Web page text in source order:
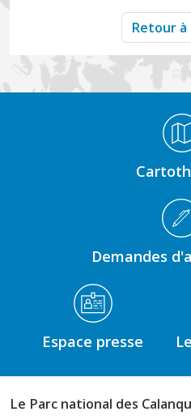
Retour à
Demandes
Espace presse
Le Parc national des